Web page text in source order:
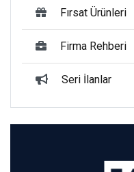
Fırsat Ürünleri
Firma Rehberi
Seri İlanlar